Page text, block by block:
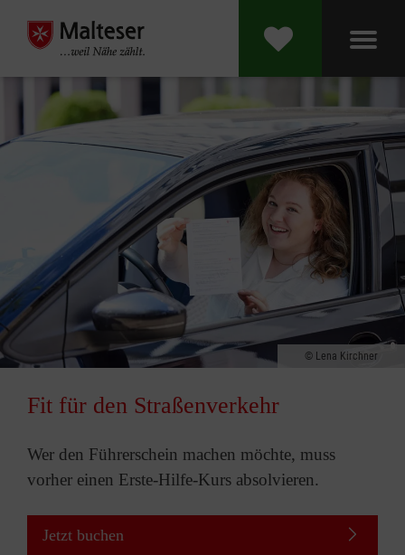
Lena Kirchner
Fit für den Straßenverkehr
Wer den Führerschein machen möchte, muss
vorher einen Erste-Hilfe-Kurs absolvieren.
Jetzt buchen